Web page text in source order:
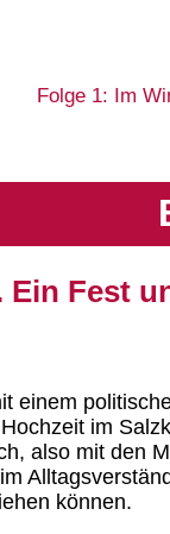
Folge 1: Im
Ein Fest
einem
im
also mit den
können.